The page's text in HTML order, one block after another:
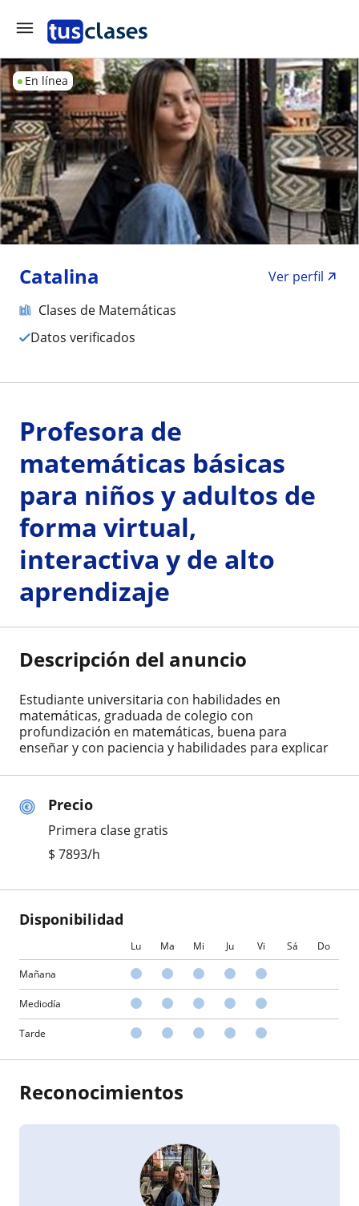
En línea
Catalina
Ver perfil
Clases de Matemáticas
Datos verificados
Precio
Primera clase gratis
$ 7893/h
Disponibilidad
Lu Ma Mi Ju Vi Sá Do
Mañana
Mediodía
Tarde
Profesora de
matemáticas básicas
para niños y adultos de
forma virtual,
interactiva y de alto
aprendizaje
Descripción del anuncio
Estudiante universitaria con habilidades en
matemáticas, graduada de colegio con
profundización en matemáticas, buena para
enseñar y con paciencia y habilidades para explicar
Reconocimientos